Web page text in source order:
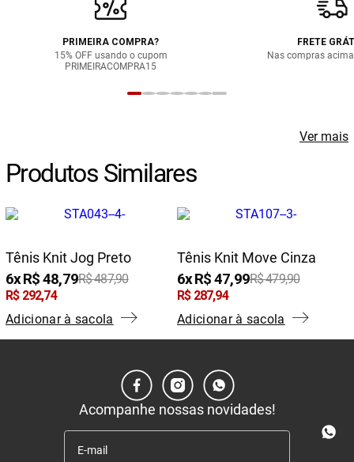
PRIMEIRA COMPRA?
15% OFF usando o cupom
PRIMEIRACOMPRA15
FRETE
Nas compras
Produtos Similares
Tênis Knit Jog Preto
6 R$48,79R$487,90
R$ 292,74
Adicionar à sacola
Tênis Knit Move Cinza
6 R$47,99R$479,90
R$ 287,94
Adicionar à sacola
Ver mais
Acompanhe nossas novidades!